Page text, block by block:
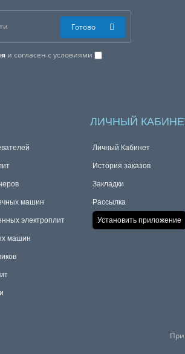
и согласен с условиями
Готово
машин
электроплит
машин
ЛИЧНЫЙ
Личный Кабинет
История заказов
Закладки
Рассылка
Установить приложение